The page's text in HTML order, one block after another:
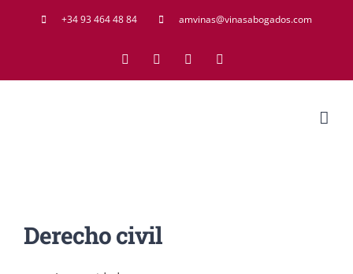
+34 93 464 48 84 amvinas@vinasabogados.com
FacebookTwitter LinkedIn
Derecho civil